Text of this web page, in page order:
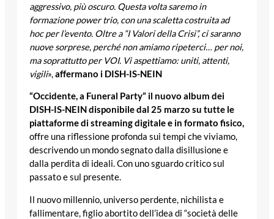
aggressivo, più oscuro. Questa volta saremo in
formazione power trio, con una scaletta costruita ad
hoc per l’evento. Oltre a “I Valori della Crisi”, ci saranno
nuove sorprese, perché non amiamo ripeterci… per noi,
ma soprattutto per VOI. Vi aspettiamo: uniti, attenti,
vigili»,affermano i DISH-IS-NEIN
“Occidente, a Funeral Party” il nuovo album dei
DISH-IS-NEIN disponibile dal 25 marzo su tutte le
piattaforme di streaming digitale e in formato fisico,
offre una riflessione profonda sui tempi che viviamo,
descrivendo un mondo segnato dalla disillusione e
dalla perdita di ideali. Con uno sguardo critico sul
passato e sul presente.
Il nuovo millennio, universo perdente, nichilista e
fallimentare, figlio abortito dell’idea di “società delle